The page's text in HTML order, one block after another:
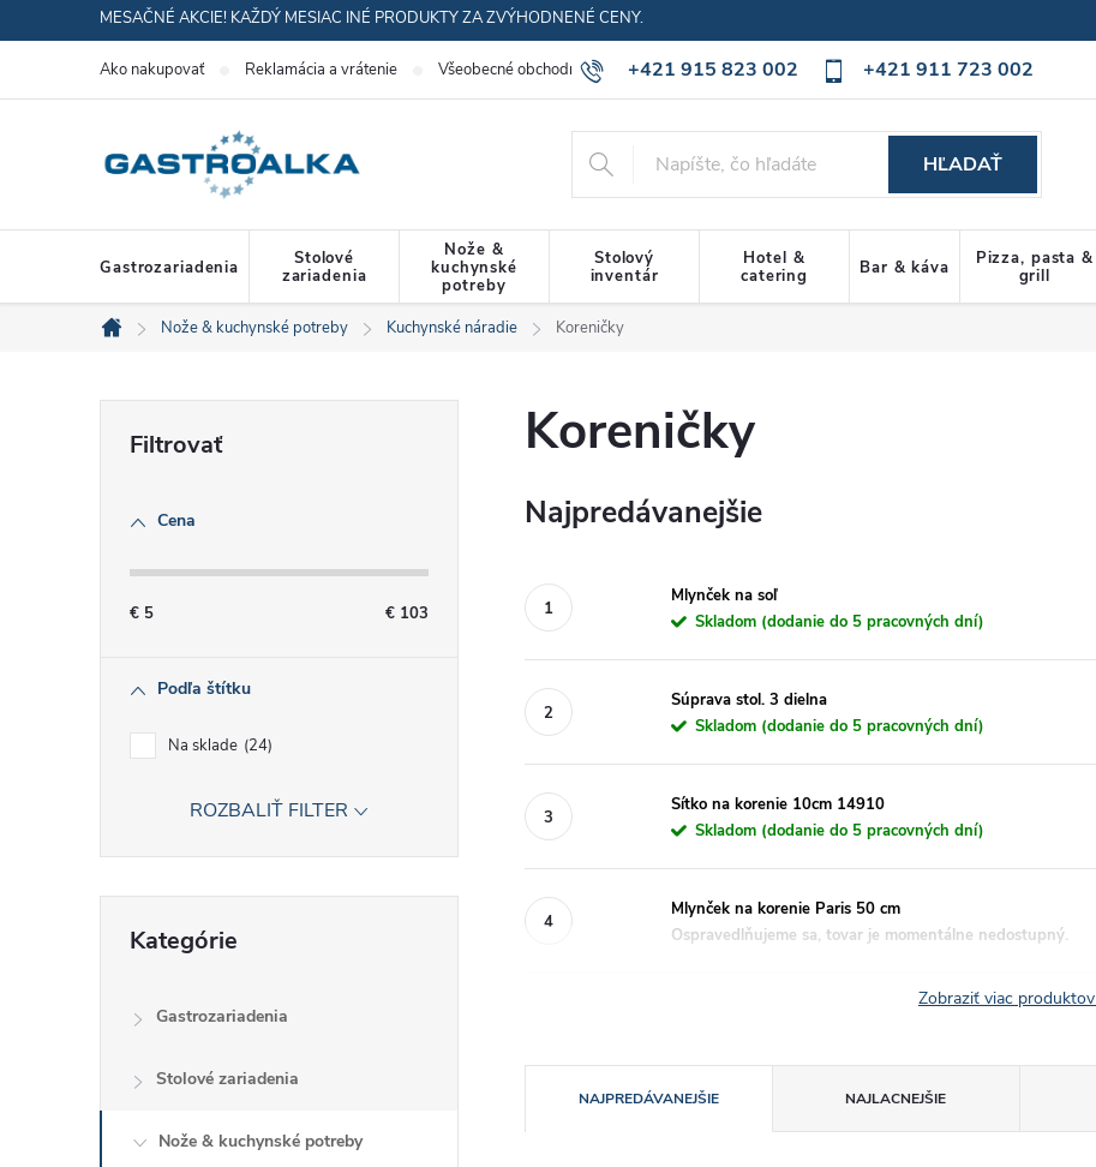
na
MESAČNÉ AKCIE! KAŽDÝ MESIAC INÉ PRODUKTY ZA ZVÝHODNENÉ CENY.
+421 915 823 002 +421 911 723 002
Ako nakupovať Reklamácia a vrátenie Všeobecné obchodné podmienky Ochrana osobných údajov Cookies policy
HĽADAŤ
Gastrozariadenia
Stolové
zariadenia
Nože &
kuchynské
potreby
Stolový
inventár
Hotel &
catering
Bar & káva
Pizza, pasta &
grill
Domov
Nože & kuchynské potreby Kuchynské náradie Koreničky
n
e
Cena
€ 5 € 103
Podľa štítku
Na sklade 24
ROZBALIŤ FILTER
kategórie
Kategórie
Gastrozariadenia
Stolové zariadenia
Nože & kuchynské potreby
Koreničky
Najpredávanejšie
Mlynček na soľ
Skladom (dodanie do 5 pracovných dní)
Súprava stol. 3 dielna
Skladom (dodanie do 5 pracovných dní)
Sítko na korenie 10cm 14910
Skladom (dodanie do 5 pracovných dní)
Mlynček na korenie Paris 50 cm
Ospravedlňujeme sa, tovar je momentálne nedostupný.
Zobraziť viac produktov
a
NAJPREDÁVANEJŠIE NAJLACNEJŠIE